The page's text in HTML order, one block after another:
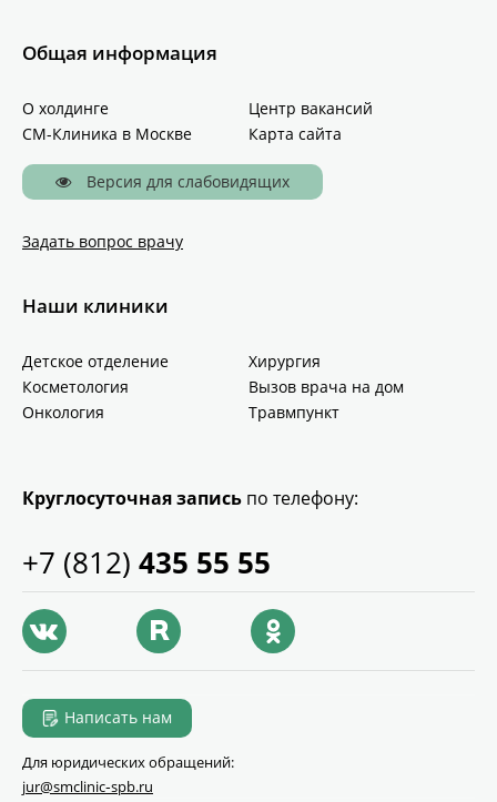
Общая информация
О холдинге
Центр вакансий
СМ-Клиника в Москве
Карта сайта
Версия для слабовидящих
Задать вопрос врачу
Наши клиники
Детское отделение
Хирургия
Косметология
Вызов врача на дом
Онкология
Травмпункт
Круглосуточная запись по телефону:
+7 (812) 435 55 55
Написать нам
Для юридических обращений:
jur@smclinic‑spb.ru